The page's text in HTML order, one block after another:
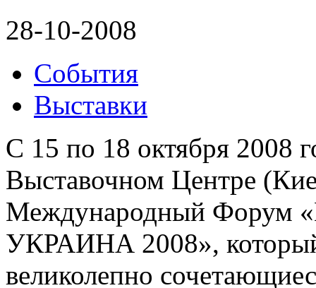
28-10-2008
События
Выставки
С 15 по 18 октября 2008
Выставочном Центре
Международный
УКРАИНА 2008»,
великолепно